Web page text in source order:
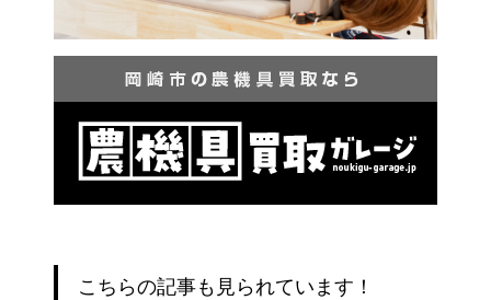
こちらの記事も見られています！